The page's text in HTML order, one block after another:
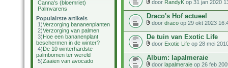
Canna's (bloemriet)
Palmvarens
Populairste artikels
1)Verzorging bananenplanten
2)Verzorging van palmen
3)Hoe een bananenplant
beschermen in de winter?
4)De 10 winterhardste
palmbomen ter wereld
5)Zaaien van avocado
door RandyK op 31 jan 2020
Draco's Hof actueel
door draco op 29 okt 2023
De tuin van Exotic Life
door Exotic Life op 28 mei
Album: lapalmeraie
door lapalmeraie op 26 feb